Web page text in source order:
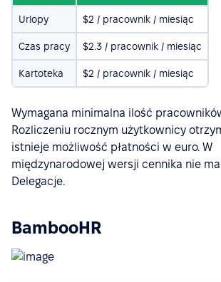
Urlopy $2 / pracownik / miesiąc
Czas pracy $2.3 / pracownik / miesiąc
Kartoteka $2 / pracownik / miesiąc
Wymagana minimalna ilość
Rozliczeniu rocznym użytkownicy
istnieje możliwość płatności w euro. W
międzynarodowej wersji cennika nie ma
Delegacje.
BambooHR